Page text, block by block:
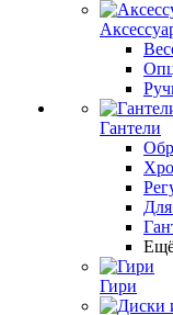
Гантели
Гири